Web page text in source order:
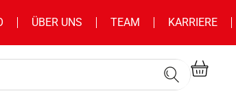
ÜBER UNS TEAM KARRIERE